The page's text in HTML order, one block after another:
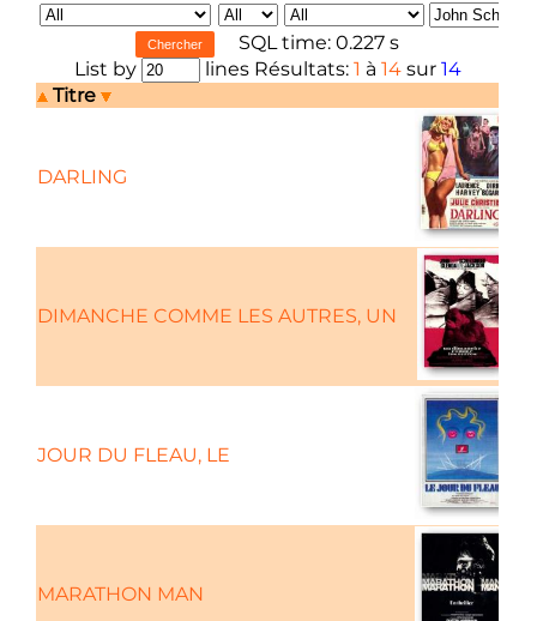
SQL time: 0.227 s
List by
lines Résultats: 1 à 14sur 14
Titre
DARLING
DIMANCHE COMME LES AUTRES, UN
JOUR DU FLEAU, LE
MARATHON MAN